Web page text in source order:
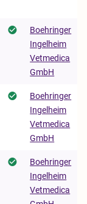
Boehringer
Ingelheim
Vetmedica
GmbH
Boehringer
Ingelheim
Vetmedica
GmbH
Boehringer
Ingelheim
Vetmedica